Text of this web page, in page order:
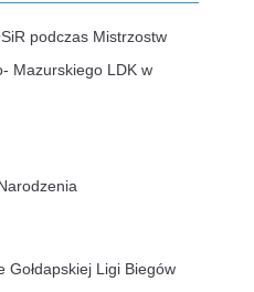
podczas Mistrzostw
Mazurskiego LDK w
Gołdapskiej Ligi Biegów